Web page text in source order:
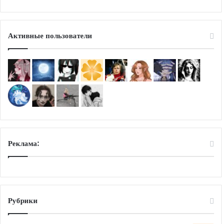
Активные пользователи
Реклама:
Рубрики